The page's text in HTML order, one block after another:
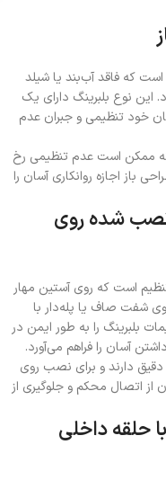
که فاقد آب‌بند یا شیلد
این نوع بلبرینگ دارای یک
خود تنظیمی و جبران عدم
که ممکن است عدم تنظیمی رخ
باز اجازه روانکاری آسان را
نصب شده روی
است که روی آستین مهار
شفت صاف یا پله‌دار با
بلبرینگ را به طور ایمن در
آسان را فراهم می‌آورد.
دقیق دارند و برای نصب روی
اتصال محکم و جلوگیری از
با حلقه داخلی